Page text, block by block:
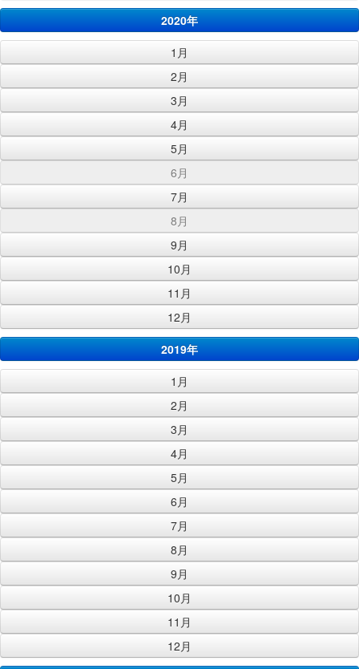
2020年
1月
2月
3月
4月
5月
6月
7月
8月
9月
10月
11月
12月
2019年
1月
2月
3月
4月
5月
6月
7月
8月
9月
10月
11月
12月